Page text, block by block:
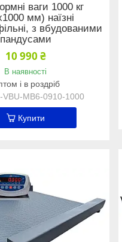
ваги 1000 кг
мм) наїзні
з вбудованими
пандусами
10 990 ₴
В наявності
і в роздріб
VBU-MB6-0910-1000
Купити